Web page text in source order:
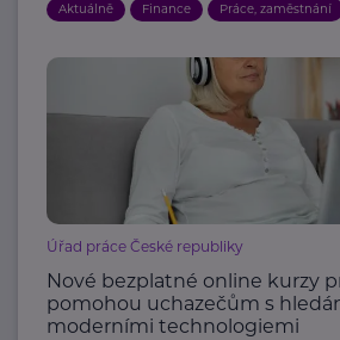
Aktuálně Finance Práce, zaměstnání
Úřad práce České republiky
Nové bezplatné online kurzy
pomohou uchazečům s
moderními technologiemi